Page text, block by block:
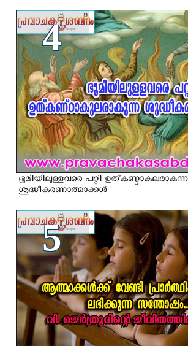
4
ഭൂമിയിലുള്ളവരെ പറ്റി ഉത്കണ്ഠാകുലരാകുന്ന
ശുദ്ധീകരണാത്മാക്കള്‍
5